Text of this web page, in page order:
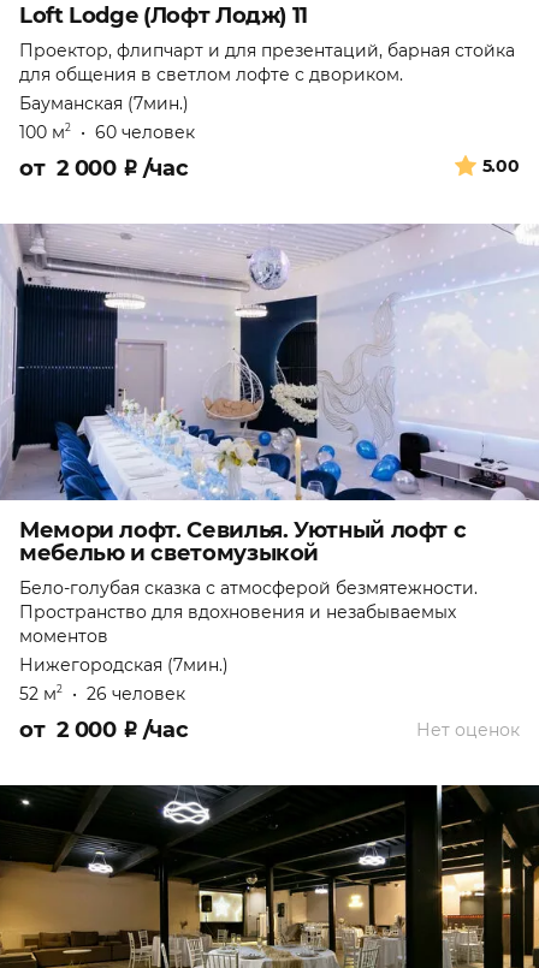
Loft Lodge (Лофт Лодж) 11
Проектор, флипчарт и для презентаций, барная стойка
для общения в светлом лофте с двориком.
Бауманская (7мин.)
100 м2 • 60 человек
5.00
от 2 000 ₽ /час
Мемори лофт. Севилья. Уютный лофт с
мебелью и светомузыкой
Бело-голубая сказка с атмосферой безмятежности.
Пространство для вдохновения и незабываемых
моментов
Нижегородская (7мин.)
52 м2 • 26 человек
Нет оценок
от 2 000 ₽ /час